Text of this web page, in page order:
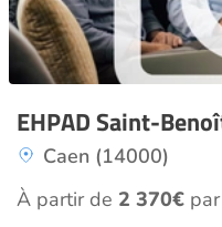
EHPAD Saint-
Caen (14000)
À partir de 2 370€